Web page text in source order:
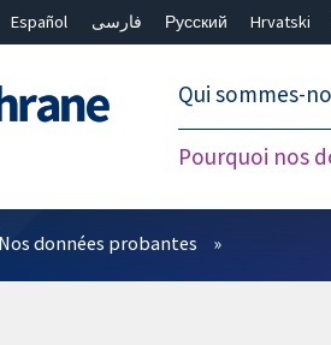
Español فارسی Русский Hrvatski
Qui sommes-
Pourquoi nos
Nos données probantes